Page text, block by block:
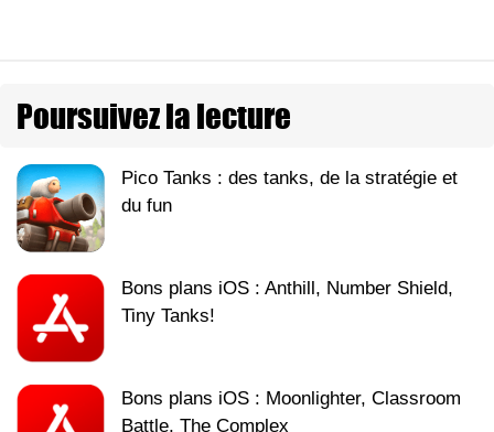
Poursuivez la lecture
Pico Tanks : des tanks, de la stratégie et
du fun
Bons plans iOS : Anthill, Number Shield,
Tiny Tanks!
Bons plans iOS : Moonlighter, Classroom
Battle, The Complex